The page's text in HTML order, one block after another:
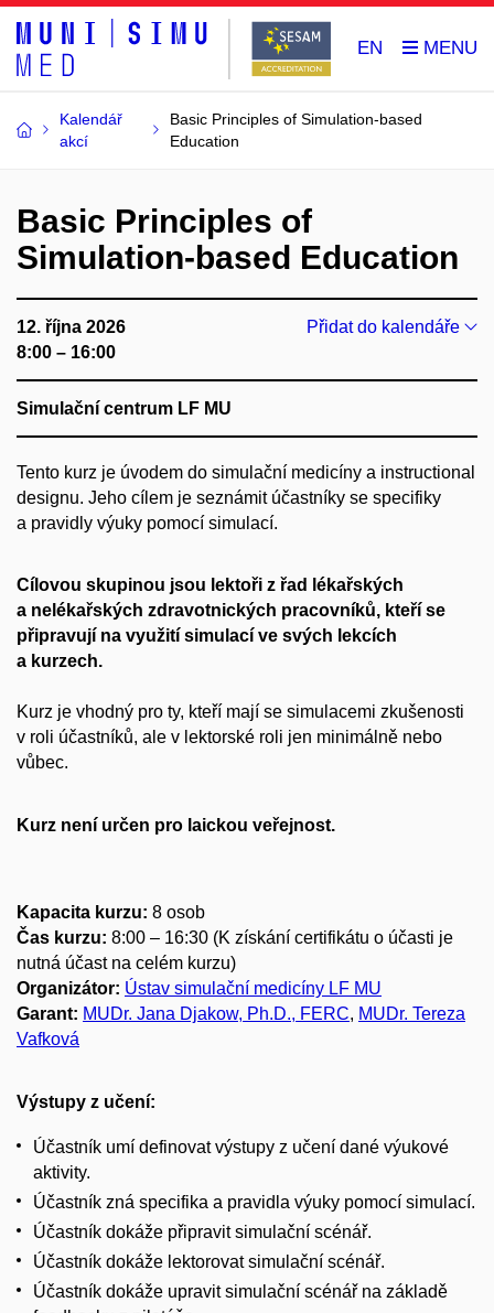
EN
Kalendář
akcí
Basic Principles of Simulation-based
Education
Basic Principles of
Simulation-based Education
12. října 2026
8:00 – 16:00
Přidat do kalendáře
Simulační centrum LF MU
Tento kurz je úvodem do simulační medicíny a instructional
designu. Jeho cílem je seznámit účastníky se specifiky
a pravidly výuky pomocí simulací.
Cílovou skupinou jsou lektoři z řad lékařských
a nelékařských zdravotnických pracovníků, kteří se
připravují na využití simulací ve svých lekcích
a kurzech.
Kurz je vhodný pro ty, kteří mají se simulacemi zkušenosti
v roli účastníků, ale v lektorské roli jen minimálně nebo
vůbec.
Kurz není určen pro laickou veřejnost.
Kapacita kurzu: 8 osob
Čas kurzu: 8:00 – 16:30 (K získání certifikátu o účasti je
nutná účast na celém kurzu)
Organizátor: Ústav simulační medicíny LF MU
Garant: MUDr. Jana Djakow, Ph.D., FERC, MUDr. Tereza
Vafková
Výstupy z učení:
Účastník umí definovat výstupy z učení dané výukové
aktivity.
Účastník zná specifika a pravidla výuky pomocí simulací.
Účastník dokáže připravit simulační scénář.
Účastník dokáže lektorovat simulační scénář.
Účastník dokáže upravit simulační scénář na základě